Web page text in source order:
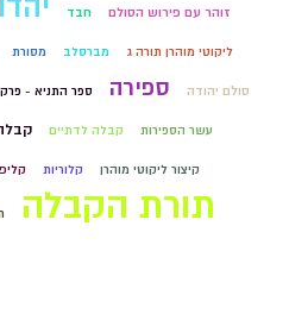
זוהר עם פירוש הסולם חבד
ליקוטי מוהרן תורה ג מברסלב מסורת
סולם יהודה ספירה ספר התניא -
עשר הספירות קבלה לדתיים
קיצור ליקוטי מוהרן קלוריות
תורת הקבלה